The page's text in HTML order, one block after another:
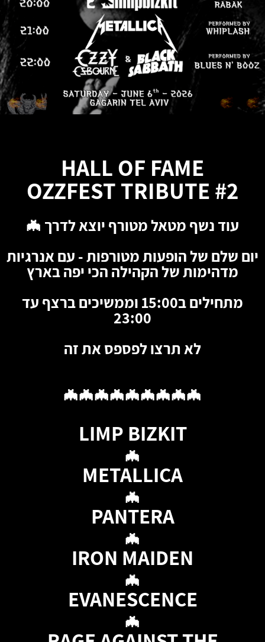
HALL OF FAME
OZZFEST TRIBUTE #2
עוד נשף מטאל מטורף יוצא לדרך 🦇
יום שלם של הופעות מטורפות - עם אנרגיות
מדהימות של הקהילה הכי יפה בארץ
מתחילים ב15:00 וממשיכים ברצף עד
23:00
לא תרצו לפספס את זה
🦇🦇🦇🦇🦇🦇🦇🦇🦇
LIMP BIZKIT
🦇
METALLICA
🦇
PANTERA
🦇
IRON MAIDEN
🦇
EVANESCENCE
🦇